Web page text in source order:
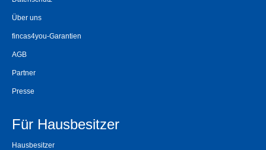
Über uns
fincas4you-Garantien
AGB
Partner
Presse
Für Hausbesitzer
Hausbesitzer